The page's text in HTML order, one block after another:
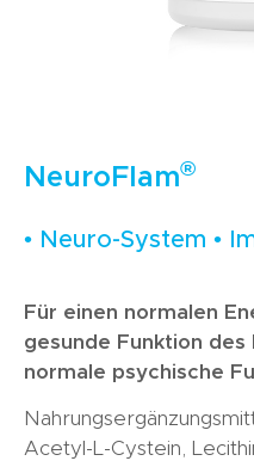
Therapeutenfinder
NeuroFlam®
• Neuro-System •
Für einen normalen
gesunde Funktion des
normale psychische
Acetyl-L-Cystein,